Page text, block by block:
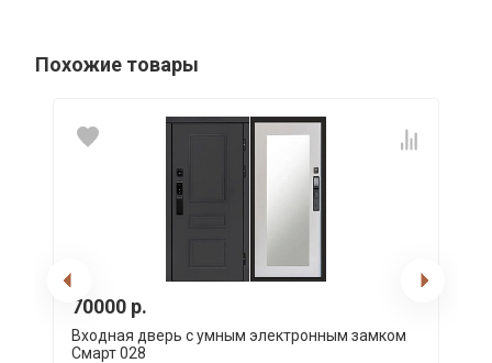
Похожие товары
70000 р.
Входная дверь с умным электронным замком
Смарт 028